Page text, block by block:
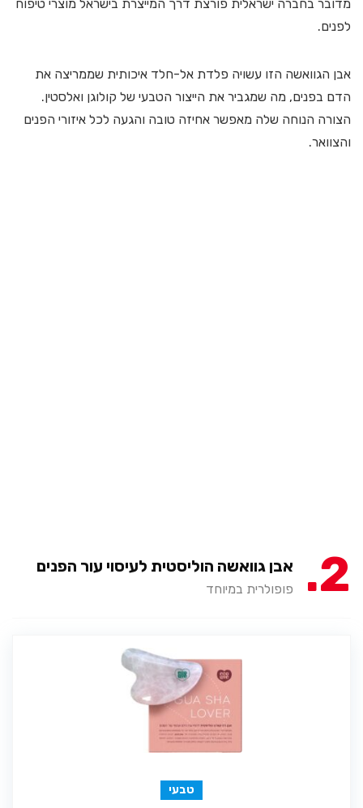
מדובר בחברה ישראלית פורצת דרך המייצרת בישראל מוצרי טיפוח
לפנים.
אבן הגוואשה הזו עשויה פלדת אל-חלד איכותית שממריצה את
הדם בפנים, מה שמגביר את הייצור הטבעי של קולוגן ואלסטין.
הצורה הנוחה שלה מאפשר אחיזה טובה והגעה לכל איזורי הפנים
והצוואר.
2 אבן גוואשה הוליסטית לעיסוי עור הפנים
פופולרית במיוחד
טבעי